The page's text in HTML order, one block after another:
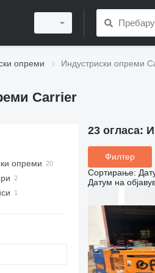
опреми Индустриски опреми
Carrier
опреми
уреди
23 огласа:
Филтер
Сортирање:
Датум на